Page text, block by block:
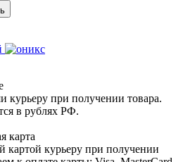
курьеру при получении товара.
в рублях РФ.
карта
картой курьеру при получении